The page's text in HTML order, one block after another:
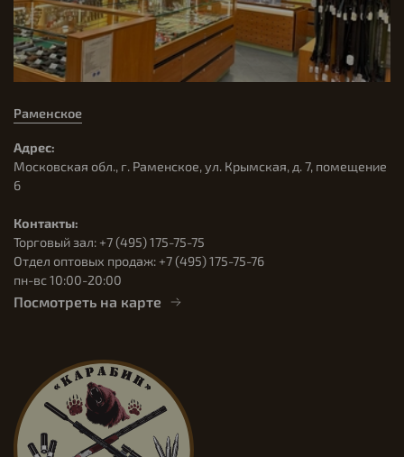
Раменское
Адрес:
Московская обл., г. Раменское, ул. Крымская, д. 7, помещение
6
Контакты:
Торговый зал: +7 (495) 175-75-75
Отдел оптовых продаж: +7 (495) 175-75-76
пн-вс 10:00-20:00
Посмотреть на карте